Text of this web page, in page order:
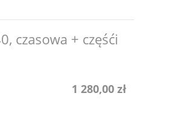
czasowa + częśći
1 280,00 zł